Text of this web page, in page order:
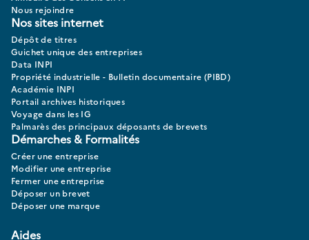
Nous rejoindre
Nos sites internet
Dépôt de titres
Guichet unique des entreprises
Data INPI
Propriété industrielle - Bulletin documentaire (PIBD)
Académie INPI
Portail archives historiques
Voyage dans les IG
Palmarès des principaux déposants de brevets
Démarches & Formalités
Créer une entreprise
Modifier une entreprise
Fermer une entreprise
Déposer un brevet
Déposer une marque
Aides